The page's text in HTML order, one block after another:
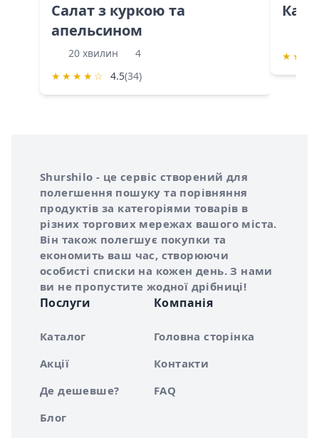
Салат з куркою та
апельсином
20 хвилин
4
★ ★ ★ ★ ☆ 4.5(34)
★ ★
Про сервіс Shurshilo
Shurshilo - це сервіс створений для
полегшення пошуку та порівняння
продуктів за категоріями товарів в
різних торгових мережах вашого міста.
Він також полегшує покупки та
економить ваш час, створюючи
особисті списки на кожен день. З нами
ви не пропустите жодної дрібниці!
Послуги
Каталог
Акції
Де дешевше?
Блог
Компанія
Головна сторінка
Контакти
FAQ